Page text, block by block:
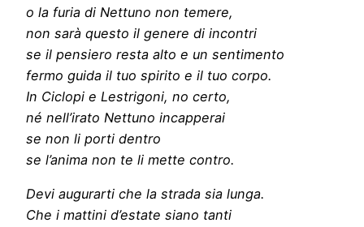
o la furia di Nettuno non temere,
non sarà questo il genere di incontri
se il pensiero resta alto e un sentimento
fermo guida il tuo spirito e il tuo corpo.
In Ciclopi e Lestrigoni, no certo,
né nell’irato Nettuno incapperai
se non li porti dentro
se l’anima non te li mette contro.
Devi augurarti che la strada sia lunga.
Che i mattini d’estate siano tanti